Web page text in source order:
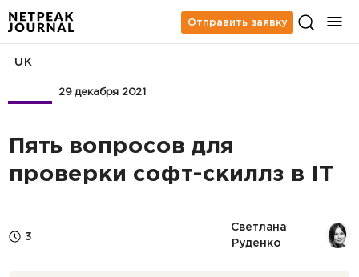
Отправить заявку
29 декабря 2021
UK
Пять вопросов для
проверки софт-скиллз в IT
3
Светлана
Руденко